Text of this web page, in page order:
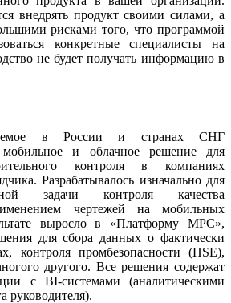
внедрять продукт своими силами, а
рисками того, что программой
конкретные специалисты на
не будет получать информацию в
в России и странах СНГ
мобильное и облачное решение для
контроля в компаниях
Разрабатывалось изначально для
задачи контроля качества
чертежей на мобильных
выросло в «Платформу МРС»,
для сбора данных о фактически
контроля промбезопасности (HSE),
другого. Все решения содержат
с BI-системами (аналитическими
руководителя).